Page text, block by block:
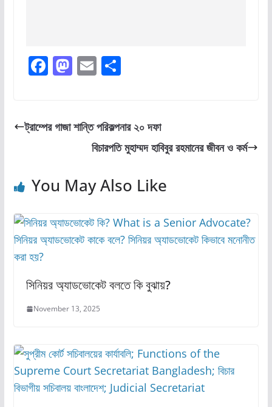
F
e
o
M
o
n
E
l
S
e
ট্রাম্পের গাজা শান্তি পরিকল্পনার ২০ দফা
বিচারপতি মুহাম্মদ হাবিবুর রহমানের জীবন ও কর্ম
You May Also Like
সিনিয়র অ্যাডভোকেট বলতে কি বুঝায়?
November 13, 2025